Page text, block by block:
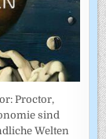
Proctor,
sind
Welten